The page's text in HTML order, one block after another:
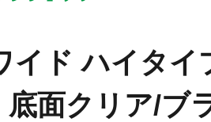
イド ハイタイ
底面クリア/ブ